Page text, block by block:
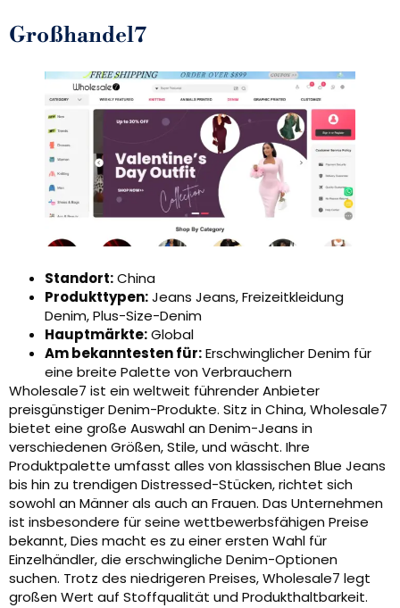
Großhandel7
Standort:China
Produkttypen:Jeans Jeans, Freizeitkleidung
Denim, Plus-Size-Denim
Hauptmärkte:Global
Am bekanntesten für:Erschwinglicher Denim für
eine breite Palette von Verbrauchern
Wholesale7 ist ein weltweit führender Anbieter
preisgünstiger Denim-Produkte. Sitz in China, Wholesale7
bietet eine große Auswahl an Denim-Jeans in
verschiedenen Größen, Stile, und wäscht. Ihre
Produktpalette umfasst alles von klassischen Blue Jeans
bis hin zu trendigen Distressed-Stücken, richtet sich
sowohl an Männer als auch an Frauen. Das Unternehmen
ist insbesondere für seine wettbewerbsfähigen Preise
bekannt, Dies macht es zu einer ersten Wahl für
Einzelhändler, die erschwingliche Denim-Optionen
suchen. Trotz des niedrigeren Preises, Wholesale7 legt
großen Wert auf Stoffqualität und Produkthaltbarkeit.